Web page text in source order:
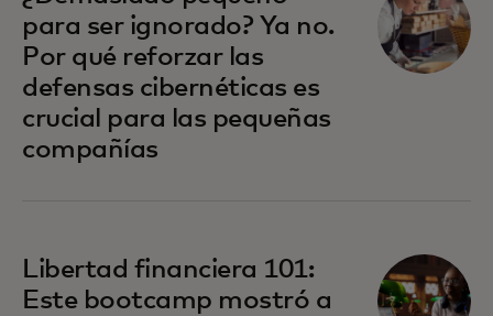
para ser ignorado? Ya no.
Por qué reforzar las
defensas cibernéticas es
crucial para las pequeñas
compañías
Libertad financiera 101:
Este bootcamp mostró a